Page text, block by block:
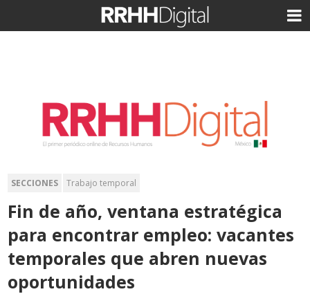
SECCIONES Trabajo temporal
Fin de año, ventana estratégica
para encontrar empleo: vacantes
temporales que abren nuevas
oportunidades